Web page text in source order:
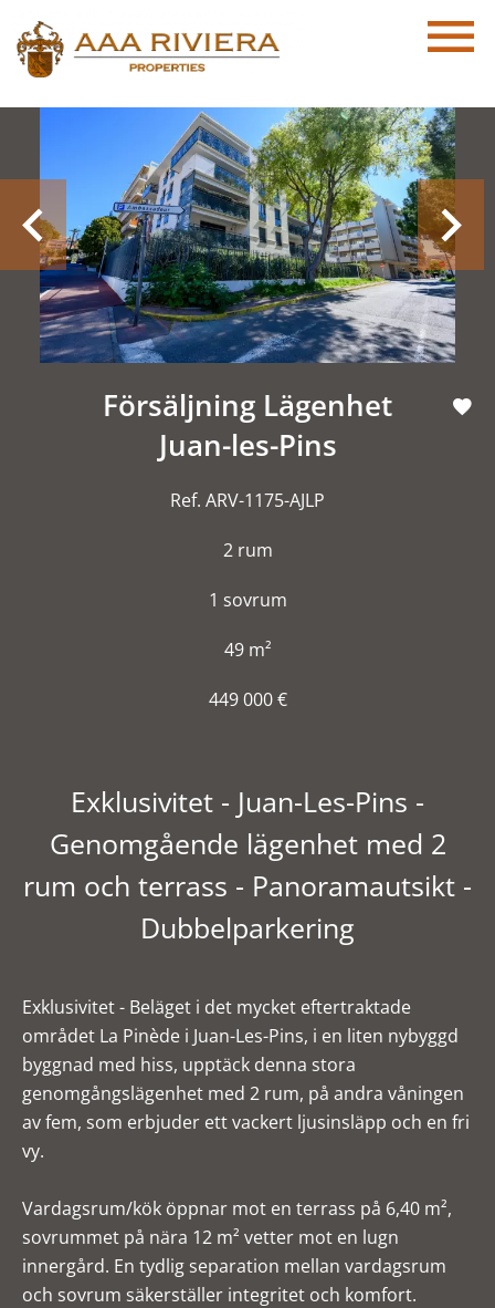
Försäljning Lägenhet
Juan-les-Pins
Ref. ARV-1175-AJLP
2 rum
1 sovrum
49 m²
449 000 €
Exklusivitet - Juan-Les-Pins -
Genomgående lägenhet med 2
rum och terrass - Panoramautsikt -
Dubbelparkering
Exklusivitet - Beläget i det mycket eftertraktade
området La Pinède i Juan-Les-Pins, i en liten nybyggd
byggnad med hiss, upptäck denna stora
genomgångslägenhet med 2 rum, på andra våningen
av fem, som erbjuder ett vackert ljusinsläpp och en fri
vy.
Vardagsrum/kök öppnar mot en terrass på 6,40 m²,
sovrummet på nära 12 m² vetter mot en lugn
innergård. En tydlig separation mellan vardagsrum
och sovrum säkerställer integritet och komfort.